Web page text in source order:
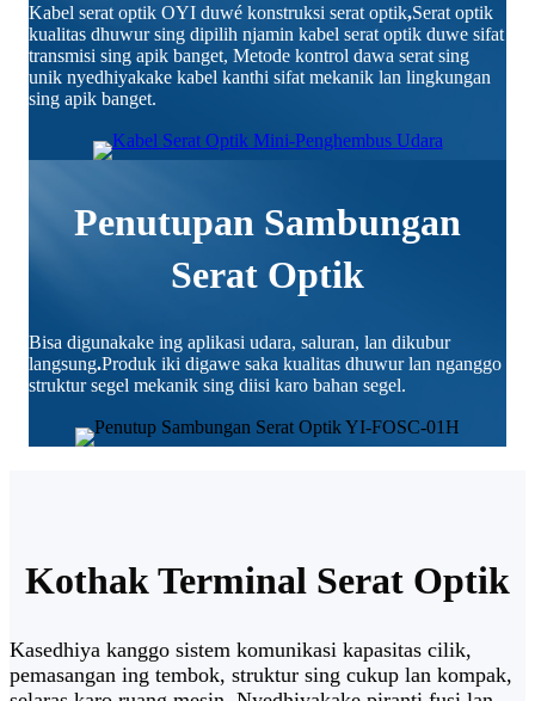
Kabel serat optik OYI duwé konstruksi serat optik,Serat optik
kualitas dhuwur sing dipilih njamin kabel serat optik duwe sifat
transmisi sing apik banget, Metode kontrol dawa serat sing
unik nyedhiyakake kabel kanthi sifat mekanik lan lingkungan
sing apik banget.
Penutupan Sambungan
Serat Optik
Bisa digunakake ing aplikasi udara, saluran, lan dikubur
langsung.Produk iki digawe saka kualitas dhuwur lan nganggo
struktur segel mekanik sing diisi karo bahan segel.
Kothak Terminal Serat Optik
Kasedhiya kanggo sistem komunikasi kapasitas cilik,
pemasangan ing tembok, struktur sing cukup lan kompak,